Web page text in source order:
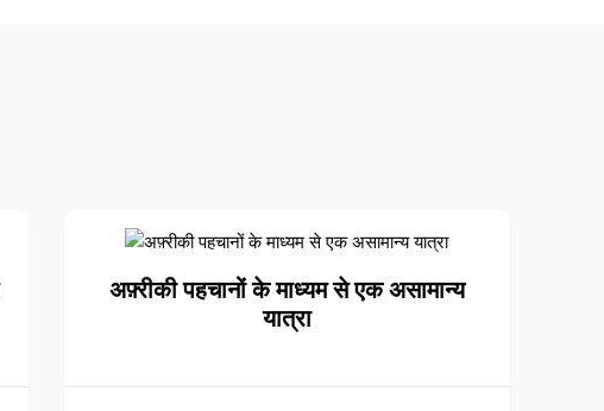
अफ़्रीकी पहचानों के माध्यम से एक असामान्य
यात्रा